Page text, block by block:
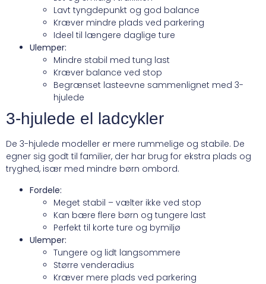
Lavt tyngdepunkt og god balance
Kræver mindre plads ved parkering
Ideel til længere daglige ture
Ulemper:
Mindre stabil med tung last
Kræver balance ved stop
Begrænset lasteevne sammenlignet med 3-
hjulede
3-hjulede el ladcykler
De 3-hjulede modeller er mere rummelige og stabile. De
egner sig godt til familier, der har brug for ekstra plads og
tryghed, især med mindre børn ombord.
Fordele:
Meget stabil – vælter ikke ved stop
Kan bære flere børn og tungere last
Perfekt til korte ture og bymiljø
Ulemper:
Tungere og lidt langsommere
Større venderadius
Kræver mere plads ved parkering